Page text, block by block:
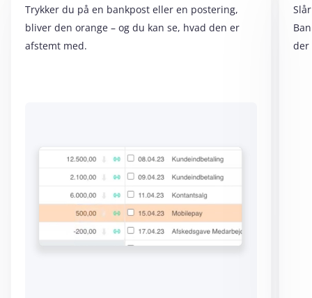
Trykker du på en bankpost eller en postering,
bliver den orange – og du kan se, hvad den er
afstemt med.
der